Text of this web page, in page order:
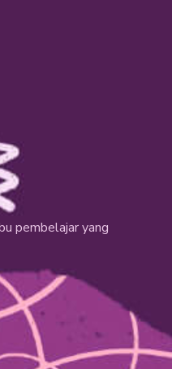
pembelajar yang